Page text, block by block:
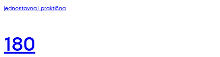
jednostavna i praktična
180